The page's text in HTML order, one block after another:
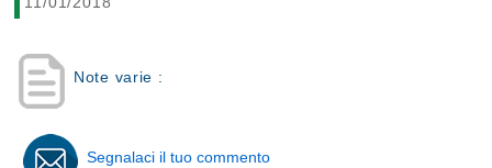
Note varie :
Segnalaci il tuo commento